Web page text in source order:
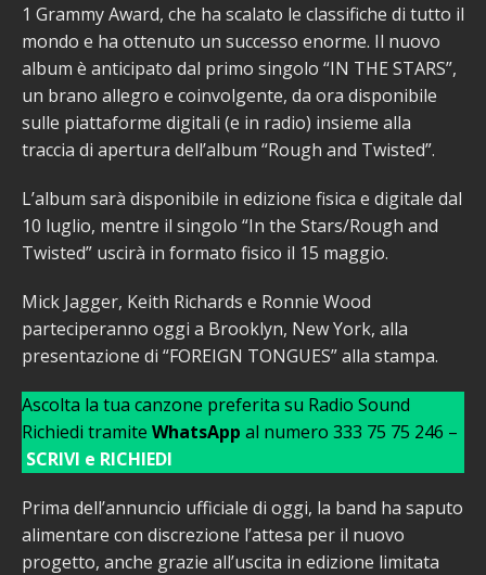
1 Grammy Award, che ha scalato le classifiche di tutto il
mondo e ha ottenuto un successo enorme. Il nuovo
album è anticipato dal primo singolo “IN THE STARS”,
un brano allegro e coinvolgente, da ora disponibile
sulle piattaforme digitali (e in radio) insieme alla
traccia di apertura dell’album “Rough and Twisted”.
L’album sarà disponibile in edizione fisica e digitale dal
10 luglio, mentre il singolo “In the Stars/Rough and
Twisted” uscirà in formato fisico il 15 maggio.
Mick Jagger, Keith Richards e Ronnie Wood
parteciperanno oggi a Brooklyn, New York, alla
presentazione di “FOREIGN TONGUES” alla stampa.
Ascolta la tua canzone preferita su Radio Sound
Richiedi tramite WhatsApp al numero 333 75 75 246 –
SCRIVI e RICHIEDI
Prima dell’annuncio ufficiale di oggi, la band ha saputo
alimentare con discrezione l’attesa per il nuovo
progetto, anche grazie all’uscita in edizione limitata